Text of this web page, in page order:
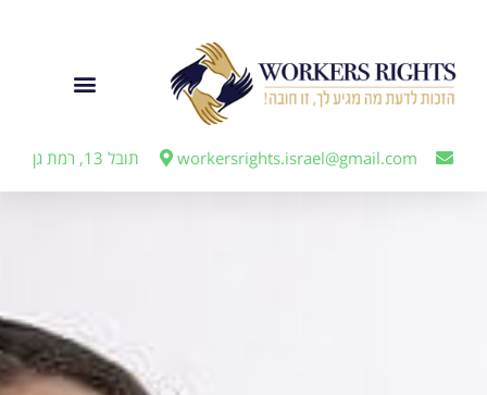
workersrights.israel@gmail.com תובל 13, רמת גן